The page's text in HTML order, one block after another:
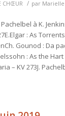
CHŒUR / par
à K.
: As
Gounod : Da
: As the Hart
– KV 273J.